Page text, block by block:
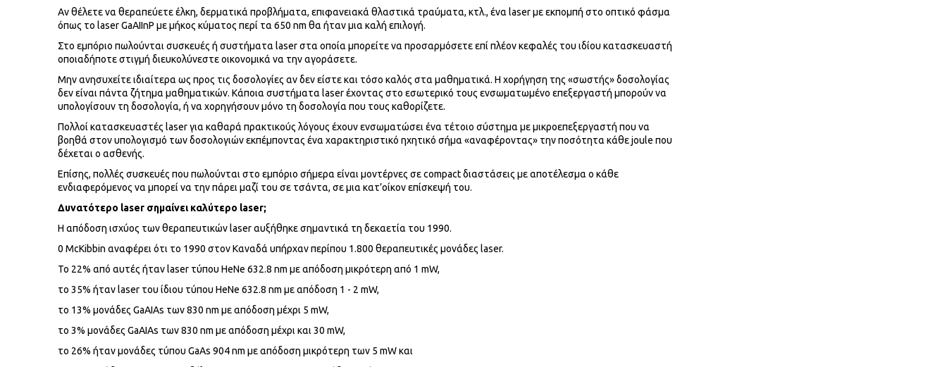
Αν θέλετε να θεραπεύετε έλκη, δερματικά προβλήματα, επιφανειακά θλαστικά τραύματα, κτλ., ένα laser με εκπομπή στο οπτικό φάσμα
όπως το laser GaAIInP με μήκος κύματος περί τα 650 nm θα ήταν μια καλή επιλογή.
Στο εμπόριο πωλούνται συσκευές ή συστήματα laser στα οποία μπορείτε να προσαρμόσετε επί πλέον κεφαλές του ιδίου κατασκευαστή
οποιαδήποτε στιγμή διευκολύνεστε οικονομικά να την αγοράσετε.
Μην ανησυχείτε ιδιαίτερα ως προς τις δοσολογίες αν δεν είστε και τόσο καλός στα μαθηματικά. Η χορήγηση της «σωστής» δοσολογίας
δεν είναι πάντα ζήτημα μαθηματικών. Κάποια συστήματα laser έχοντας στο εσωτερικό τους ενσωματωμένο επεξεργαστή μπορούν να
υπολογίσουν τη δοσολογία, ή να χορηγήσουν μόνο τη δοσολογία που τους καθορίζετε.
Πολλοί κατασκευαστές laser για καθαρά πρακτικούς λόγους έχουν ενσωματώσει ένα τέτοιο σύστημα με μικροεπεξεργαστή που να
βοηθά στον υπολογισμό των δοσολογιών εκπέμποντας ένα χαρακτηριστικό ηχητικό σήμα «αναφέροντας» την ποσότητα κάθε joule που
δέχεται ο ασθενής.
Επίσης, πολλές συσκευές που πωλούνται στο εμπόριο σήμερα είναι μοντέρνες σε compact διαστάσεις με αποτέλεσμα ο κάθε
ενδιαφερόμενος να μπορεί να την πάρει μαζί του σε τσάντα, σε μια κατ’οίκον επίσκεψή του.
Δυνατότερο laser σημαίνει καλύτερο laser;
Η απόδοση ισχύος των θεραπευτικών laser αυξήθηκε σημαντικά τη δεκαετία του 1990.
0 McKibbin αναφέρει ότι το 1990 στον Καναδά υπήρχαν περίπου 1.800 θεραπευτικές μονάδες laser.
Το 22% από αυτές ήταν laser τύπου HeNe 632.8 nm με απόδοση μικρότερη από 1 mW,
το 35% ήταν laser του ίδιου τύπου HeNe 632.8 nm με απόδοση 1 - 2 mW,
το 13% μονάδες GaAIAs των 830 nm με απόδοση μέχρι 5 mW,
το 3% μονάδες GaAIAs των 830 nm με απόδοση μέχρι και 30 mW,
το 26% ήταν μονάδες τύπου GaAs 904 nm με απόδοση μικρότερη των 5 mW και